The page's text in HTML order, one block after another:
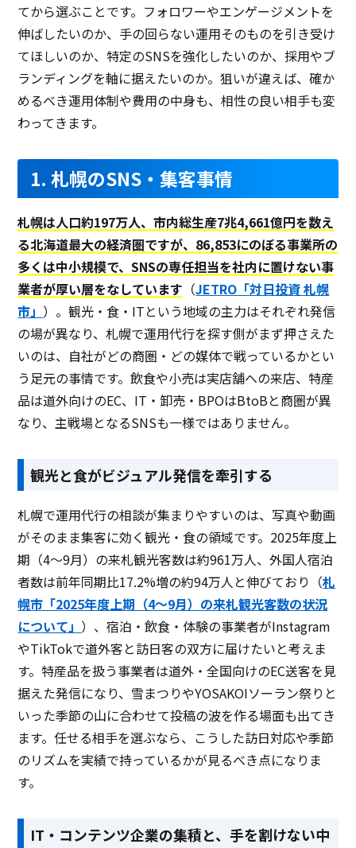
てから選ぶことです。フォロワーやエンゲージメントを
伸ばしたいのか、手の回らない運用そのものを引き受け
てほしいのか、特定のSNSを強化したいのか、採用やブ
ランディングを軸に据えたいのか。狙いが違えば、確か
めるべき運用体制や費用の中身も、相性の良い相手も変
わってきます。
1. 札幌のSNS・集客事情
札幌は人口約197万人、市内総生産7兆4,661億円を数え
る北海道最大の経済圏ですが、86,853にのぼる事業所の
多くは中小規模で、SNSの専任担当を社内に置けない事
業者が厚い層をなしています （JETRO「対日投資 札幌
市」 ）。観光・食・ITという地域の主力はそれぞれ発信
の場が異なり、札幌で運用代行を探す側がまず押さえた
いのは、自社がどの商圏・どの媒体で戦っているかとい
う足元の事情です。飲食や小売は実店舗への来店、特産
品は道外向けのEC、IT・卸売・BPOはBtoBと商圏が異
なり、主戦場となるSNSも一様ではありません。
観光と食がビジュアル発信を牽引する
札幌で運用代行の相談が集まりやすいのは、写真や動画
がそのまま集客に効く観光・食の領域です。2025年度上
期（4〜9月）の来札観光客数は約961万人、外国人宿泊
者数は前年同期比17.2%増の約94万人と伸びており（札
幌市「2025年度上期（4〜9月）の来札観光客数の状況
について」 ）、宿泊・飲食・体験の事業者がInstagram
やTikTokで道外客と訪日客の双方に届けたいと考えま
す。特産品を扱う事業者は道外・全国向けのEC送客を見
据えた発信になり、雪まつりやYOSAKOIソーラン祭りと
いった季節の山に合わせて投稿の波を作る場面も出てき
ます。任せる相手を選ぶなら、こうした訪日対応や季節
のリズムを実績で持っているかが見るべき点になりま
す。
IT・コンテンツ企業の集積と、手を割けない中